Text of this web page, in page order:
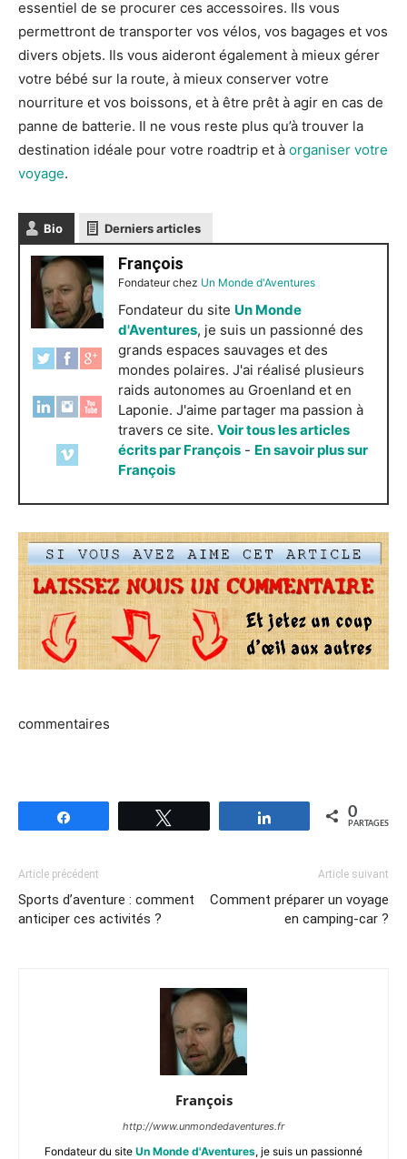
essentiel de se procurer ces accessoires. Ils vous
permettront de transporter vos vélos, vos bagages et vos
divers objets. Ils vous aideront également à mieux gérer
votre bébé sur la route, à mieux conserver votre
nourriture et vos boissons, et à être prêt à agir en cas de
panne de batterie. Il ne vous reste plus qu’à trouver la
destination idéale pour votre roadtrip et à organiser votre
voyage.
Bio Derniers articles
François
Fondateurchez Un Monde d'Aventures
Fondateur du site Un Monde
d'Aventures, je suis un passionné des
grands espaces sauvages et des
mondes polaires. J'ai réalisé plusieurs
raids autonomes au Groenland et en
Laponie. J'aime partager ma passion à
travers ce site. Voir tous les articles
écrits par François - En savoir plus sur
François
commentaires
Partagez 0
PARTAGES
Article précédent
Sports d’aventure : comment
anticiper ces activités ?
Article suivant
Comment préparer un voyage
en camping-car ?
François
http://www.unmondedaventures.fr
Fondateur du site Un Monde d'Aventures, je suis un passionné